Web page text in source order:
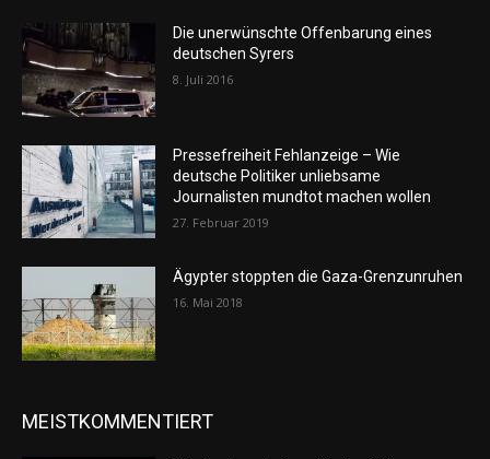
Die unerwünschte Offenbarung eines
deutschen Syrers
8. Juli 2016
Pressefreiheit Fehlanzeige – Wie
deutsche Politiker unliebsame
Journalisten mundtot machen wollen
27. Februar 2019
Ägypter stoppten die Gaza-Grenzunruhen
16. Mai 2018
MEISTKOMMENTIERT